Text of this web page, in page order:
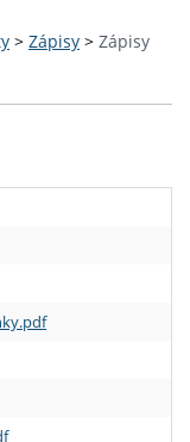
> Zápisy > Zápisy